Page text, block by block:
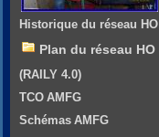
Historique du réseau HO
Plan du réseau HO
(RAILY 4.0)
TCO AMFG
Schémas AMFG